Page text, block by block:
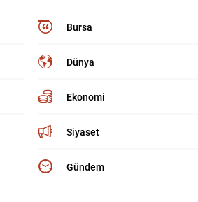
Bursa
Dünya
Ekonomi
Siyaset
Gündem